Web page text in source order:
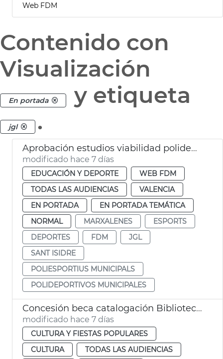
Web FDM
Contenido con
Visualización
En portada y etiqueta
jgl .
Aprobación estudios viabilidad polideportivos San Isidro Marxalenes
modificado hace 7 días
EDUCACIÓN Y DEPORTE
WEB FDM
TODAS LAS AUDIENCIAS
VALENCIA
EN PORTADA
EN PORTADA TEMÁTICA
NORMAL
MARXALENES
ESPORTS
DEPORTES
FDM
JGL
SANT ISIDRE
POLIESPORTIUS MUNICIPALS
POLIDEPORTIVOS MUNICIPALES
Concesión beca catalogación Biblioteca Histórica y Hemeroteca Municipal València
modificado hace 7 días
CULTURA Y FIESTAS POPULARES
CULTURA
TODAS LAS AUDIENCIAS